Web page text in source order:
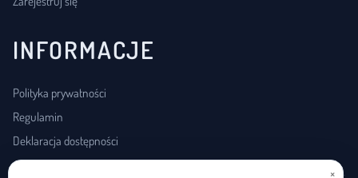
INFORMACJE
Polityka prywatności
Regulamin
Deklaracja dostępności
×